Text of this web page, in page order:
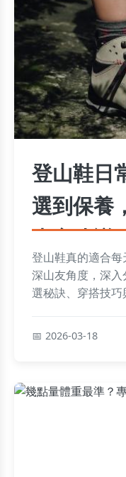
登山鞋日
選到保養
專家建議
登山鞋真的適合
深山友角度，深
選秘訣、穿搭技
2026-03-18